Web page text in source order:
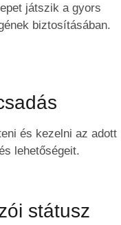
játszik a gyors
biztosításában.
és kezelni az adott
lehetőségeit.
státusz